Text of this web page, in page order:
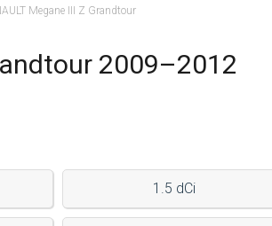
Megane III Z Grandtour
2009–2012
1.5 dCi